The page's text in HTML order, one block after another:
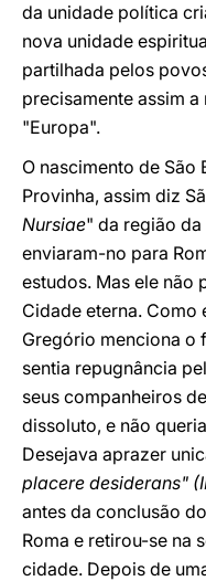
da unidade política
nova unidade
partilhada pelos
precisamente assim
"Europa".
O nascimento de
Provinha, assim diz
Nursiae" da região da
enviaram-no para
estudos. Mas ele não
Cidade eterna.
Gregório menciona o
sentia repugnância
seus companheiros
dissoluto, e não
Desejava aprazer
placere desiderans"
antes da conclusão
Roma e retirou-se na
cidade. Depois de